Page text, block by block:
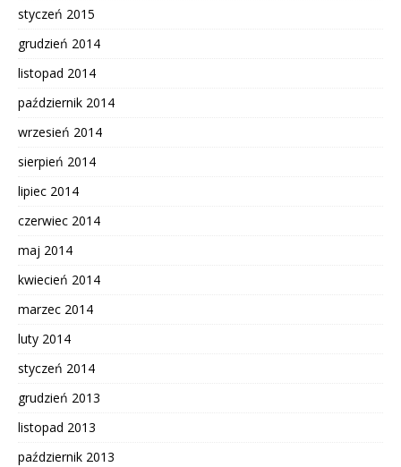
styczeń 2015
grudzień 2014
listopad 2014
październik 2014
wrzesień 2014
sierpień 2014
lipiec 2014
czerwiec 2014
maj 2014
kwiecień 2014
marzec 2014
luty 2014
styczeń 2014
grudzień 2013
listopad 2013
październik 2013